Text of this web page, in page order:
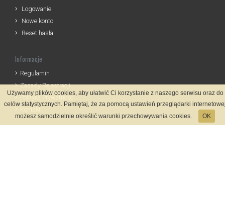
Logowanie
Nowe konto
Reset hasła
Informacje
Regulamin
Zasady Rejestracji
Polityka Prywatności
Kontakt
Używamy plików cookies, aby ułatwić Ci korzystanie z naszego serwisu oraz do
celów statystycznych. Pamiętaj, że za pomocą ustawień przeglądarki
możesz samodzielnie określić warunki przechowywania cookies.
OK